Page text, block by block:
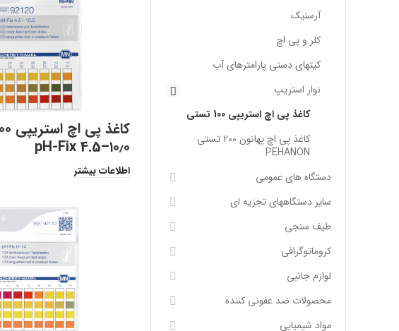
آرسنیک
کلر و پی اچ
کیتهای دستی پارامترهای آب
نوار استریپ
کاغذ پی اچ استریپی 100 تستی
کاغذ پی اچ پهانون 200 تستی
PEHANON
دستگاه های عمومی
سایر دستگاههای تجزیه ای
طیف سنجی
کروماتوگرافی
لوازم جانبی
محصولات ضد عفونی کننده
مواد شیمیایی
pH-Fix 4.5–۱۰٫۰
اطلاعات بیشتر